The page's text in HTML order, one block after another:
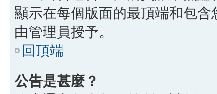
顯示在每個版面的最頂端和包
由管理員授予。
回頂端
公告是甚麼？